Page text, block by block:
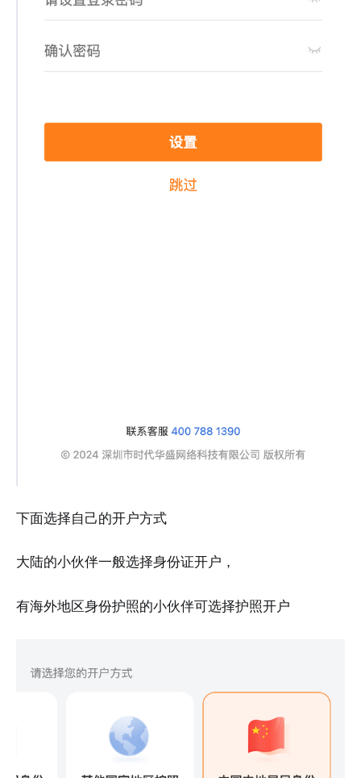
下面选择自己的开户方式
大陆的小伙伴一般选择身份证开户，
有海外地区身份护照的小伙伴可选择护照开户